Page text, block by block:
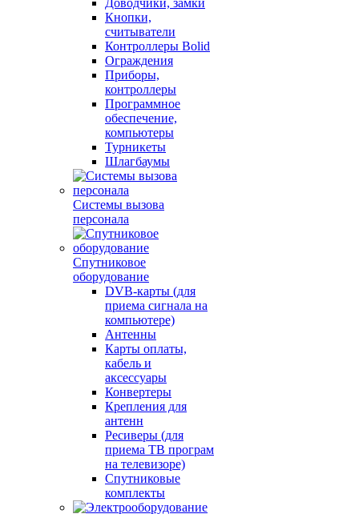
Доводчики, замки
Кнопки,
считыватели
Контроллеры Bolid
Ограждения
Приборы,
контроллеры
Программное
обеспечение,
компьютеры
Турникеты
Шлагбаумы
Системы вызова
персонала
Спутниковое
оборудование
DVB-карты (для
приема сигнала на
компьютере)
Антенны
Карты оплаты,
кабель и
аксессуары
Конвертеры
Крепления для
антенн
Ресиверы (для
приема ТВ програм
на телевизоре)
Спутниковые
комплекты